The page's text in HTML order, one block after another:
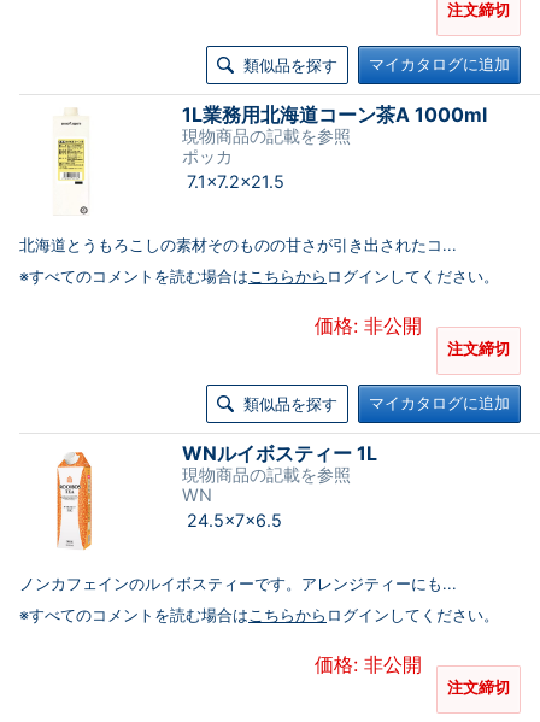
注文締切
類似品を探す マイカタログに追加
1L業務用北海道コーン茶A 1000ml
現物商品の記載を参照
ポッカ
7.1×7.2×21.5
北海道とうもろこしの素材そのものの甘さが引き出されたコ...
※すべてのコメントを読む場合はこちらから ログインしてください。
価格: 非公開
注文締切
類似品を探す マイカタログに追加
WNルイボスティー 1L
現物商品の記載を参照
WN
24.5×7×6.5
ノンカフェインのルイボスティーです。アレンジティーにも...
※すべてのコメントを読む場合はこちらから ログインしてください。
価格: 非公開
注文締切